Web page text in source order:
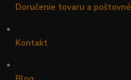
Doručenie tovaru a poštovné
•
Kontakt
•